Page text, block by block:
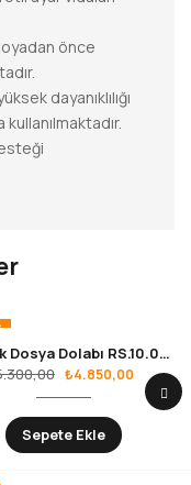
önce
dayanıklılığı
130’Luk Dosya Dolabı RS.10.02.02
₺4.850,00
Sepete Ekle